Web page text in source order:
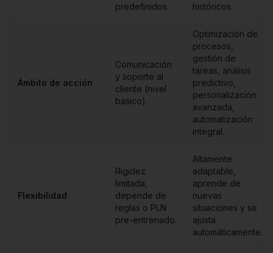
predefinidos.
históricos.
Ámbito de acción
Comunicación
y soporte al
cliente (nivel
básico).
Optimización de
procesos,
gestión de
tareas, análisis
predictivo,
personalización
avanzada,
automatización
integral.
Flexibilidad
Rigidez
limitada,
depende de
reglas o PLN
pre-entrenado.
Altamente
adaptable,
aprende de
nuevas
situaciones y se
ajusta
automáticamente.